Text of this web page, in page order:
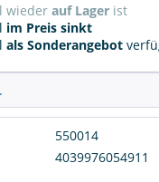
wiederauf Lager ist
im Preis sinkt
als Sonderangebot
550014
4039976054911